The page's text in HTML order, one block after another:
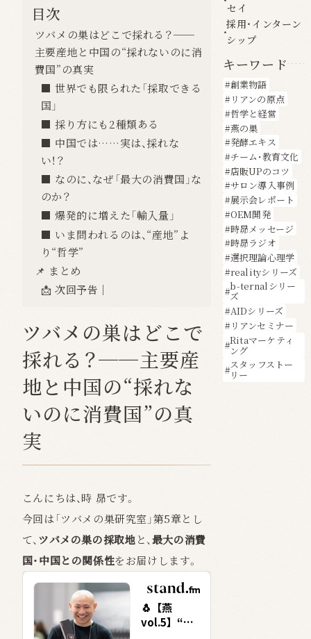
目次
ツバメの巣はどこで採れる？──
主要産地と中国の“採れないのに消
費国”の真実
■ 世界でも限られた「採取できる
国」
■ 採り方にも2種類ある
■ 中国では……実は、採れな
い！？
■ なのに、なぜ「最大の消費国」な
のか？
■ 爆発的に増えた「輸入量」
■ いま問われるのは、“産地”よ
り“哲学”
📌 まとめ
📩 次回予告｜
ツバメの巣はどこで
採れる？──主要産
地と中国の“採れな
いのに消費国”の真
実
こんにちは、時 昴です。
今回は「ツバメの巣研究室」第5章とし
て、 ツバメの巣の採取地と、最大の消費
国・中国との関係性をお届けします。
セイ
採用・インターン
シップ
キーワード
創業物語
リアンの原点
哲学と経営
燕の巣
発酵エキス
チーム・教育文化
店販UPのコツ
サロン導入事例
展示会レポート
OEM開発
時昴メッセージ
時昴ラジオ
選択理論心理学
realityシリーズ
b-ternalシリー
ズ
AIDシリーズ
リアンセミナー
Ritaマーケティ
ング
スタッフストー
リー